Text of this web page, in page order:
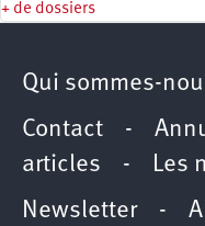
+ de dossiers
Qui sommes-
Contact -
articles - Les
Newsletter-